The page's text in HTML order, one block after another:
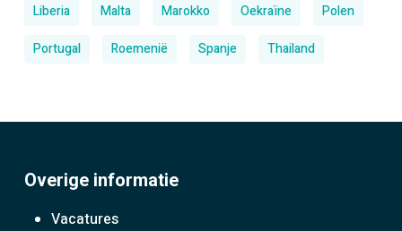
Liberia
Malta Marokko Oekraïne
Polen
Portugal
Roemenië Spanje Thailand
Overige informatie
Vacatures